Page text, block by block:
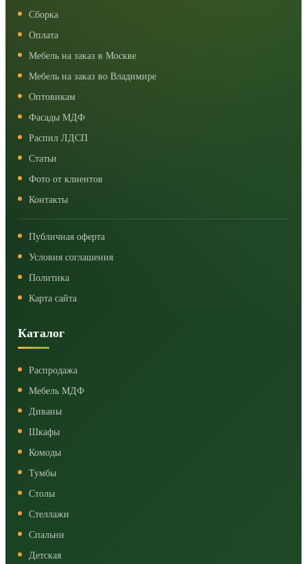
Сборка
Оплата
Мебель на заказ в Москве
Мебель на заказ во Владимире
Оптовикам
Фасады МДФ
Распил ЛДСП
Статьи
Фото от клиентов
Контакты
Публичная оферта
Условия соглашения
Политика
Карта сайта
Каталог
Распродажа
Мебель МДФ
Диваны
Шкафы
Комоды
Тумбы
Столы
Стеллажи
Спальни
Детская